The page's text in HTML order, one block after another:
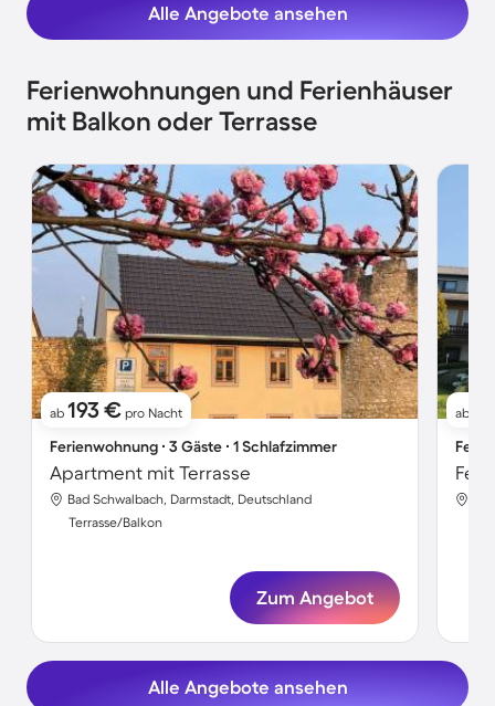
Alle Angebote ansehen
Ferienwohnungen und Ferienhäuser
mit Balkon oder Terrasse
ab 193 € pro Nacht
Ferienwohnung ∙ 3 Gäste ∙ 1 Schlafzimmer
Apartment mit Terrasse
Bad Schwalbach, Darmstadt, Deutschland
Terrasse/Balkon
Zum Angebot
ab
Alle Angebote ansehen